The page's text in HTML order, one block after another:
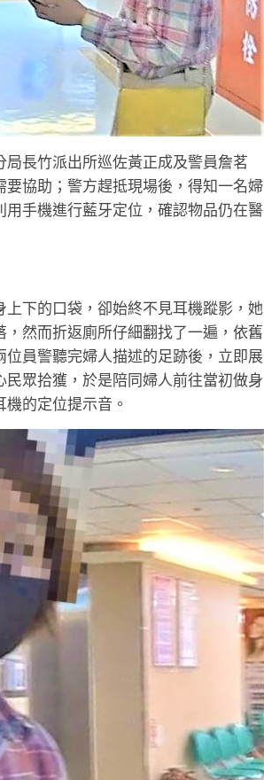
局長竹派出所巡佐黃正成及警員詹茗
協助；警方趕抵現場後，得知一名婦
手機進行藍牙定位，確認物品仍在醫
下的口袋，卻始終不見耳機蹤影，她
然而折返廁所仔細翻找了一遍，依舊
員警聽完婦人描述的足跡後，立即展
眾拾獲，於是陪同婦人前往當初做身
的定位提示音。